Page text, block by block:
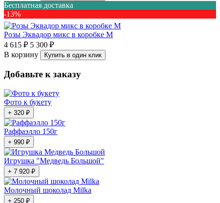
Бесплатная доставка
-13%
Розы Эквадор микс в коробке M
4 615 ₽ 5 300 ₽
В корзину
Купить в один клик
Добавьте к заказу
Фото к букету
+ 320 ₽
Раффаэлло 150г
+ 990 ₽
Игрушка "Медведь Большой"
+ 7 920 ₽
Молочный шоколад Milka
+ 250 ₽